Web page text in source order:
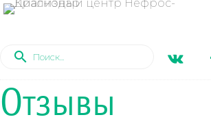
Отзывы